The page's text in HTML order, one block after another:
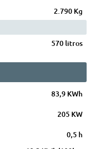
2.790 Kg
570 litros
83,9 KWh
205 KW
0,5 h